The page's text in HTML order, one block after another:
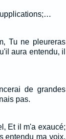
Tu ne pleureras
aura entendu, il
de grandes
pas.
Et il m'a exaucé;
entendu ma voix.